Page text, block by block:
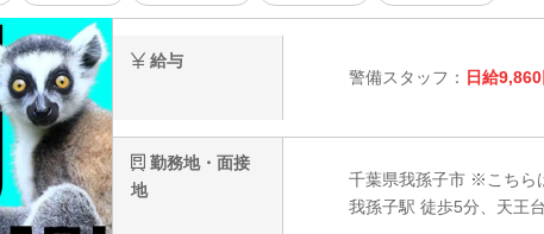
給与
警備スタッフ： 日給
勤務地・面接
地
千葉県我孫子市 ※こちら
我孫子駅 徒歩5分、天王